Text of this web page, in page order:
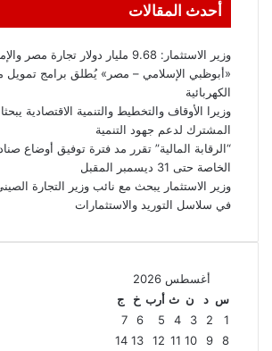
أحدث المقالات
وزير الاستثمار: 9.68 مليار دولار تجارة مصر والإمارات في 2025
«أبوظبي الإسلامي – مصر» يُطلق برامج
الكهربائية
وزيرا الأوقاف والتخطيط والتنمية الاقتصادية
المشترك لدعم جهود التنمية
“الرقابة المالية” تقرر مد فترة توفيق أوضاع
الخاصة حتى 31 ديسمبر المقبل
وزير الاستثمار يبحث مع نائب وزير التجارة
في سلاسل التوريد والاستثمارات
أغسطس 2026
س د ن ث أرب خ
ج
1
2
3
4
5
6
7
8
9
10
11
12
13
14